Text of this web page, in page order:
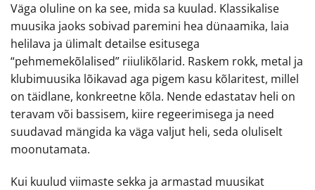
Väga oluline on ka see, mida sa kuulad. Klassikalise
muusika jaoks sobivad paremini hea dünaamika, laia
helilava ja ülimalt detailse esitusega
“pehmemekõlalised” riiulikõlarid. Raskem rokk, metal ja
klubimuusika lõikavad aga pigem kasu kõlaritest, millel
on täidlane, konkreetne kõla. Nende edastatav heli on
teravam või bassisem, kiire regeerimisega ja need
suudavad mängida ka väga valjut heli, seda oluliselt
moonutamata.
Kui kuulud viimaste sekka ja armastad muusikat